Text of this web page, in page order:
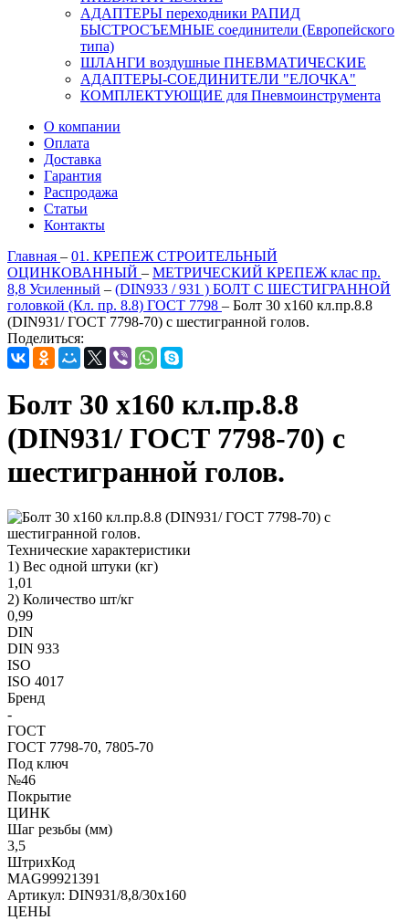
АДАПТЕРЫ переходники РАПИД
БЫСТРОСЪЕМНЫЕ соединители (Европейского
типа)
ШЛАНГИ воздушные ПНЕВМАТИЧЕСКИЕ
АДАПТЕРЫ-СОЕДИНИТЕЛИ "ЕЛОЧКА"
КОМПЛЕКТУЮЩИЕ для Пневмоинструмента
О компании
Оплата
Доставка
Гарантия
Распродажа
Статьи
Контакты
Главная – 01. КРЕПЕЖ СТРОИТЕЛЬНЫЙ
ОЦИНКОВАННЫЙ – МЕТРИЧЕСКИЙ КРЕПЕЖ клас пр.
8,8 Усиленный – (DIN933 / 931 ) БОЛТ С ШЕСТИГРАННОЙ
головкой (Кл. пр. 8.8) ГОСТ 7798 – Болт 30 х160 кл.пр.8.8
(DIN931/ ГОСТ 7798-70) с шестигранной голов.
Поделиться:
Болт 30 х160 кл.пр.8.8
(DIN931/ ГОСТ 7798-70) с
шестигранной голов.
Технические характеристики
1) Вес одной штуки (кг)
1,01
2) Количество шт/кг
0,99
DIN
DIN 933
ISO
ISO 4017
Бренд
-
ГОСТ
ГОСТ 7798-70, 7805-70
Под ключ
№46
Покрытие
ЦИНК
Шаг резьбы (мм)
3,5
ШтрихКод
MAG99921391
Артикул: DIN931/8,8/30х160
ЦЕНЫ